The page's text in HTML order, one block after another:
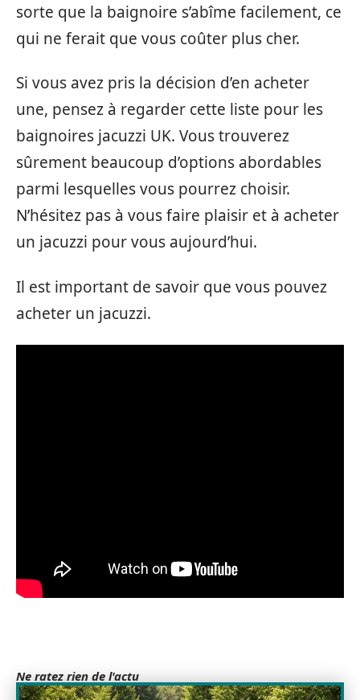
sorte que la baignoire s’abîme facilement, ce
qui ne ferait que vous coûter plus cher.
Si vous avez pris la décision d’en acheter
une, pensez à regarder cette liste pour les
baignoires jacuzzi UK. Vous trouverez
sûrement beaucoup d’options abordables
parmi lesquelles vous pourrez choisir.
N’hésitez pas à vous faire plaisir et à acheter
un jacuzzi pour vous aujourd’hui.
Il est important de savoir que vous pouvez
acheter un jacuzzi.
Ne ratez rien de l'actu